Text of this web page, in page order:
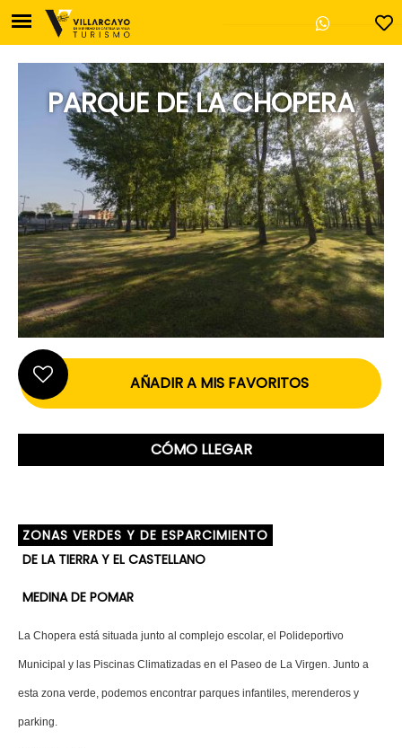
Oficina de Turismo de
Plaza Mayor, 17
Villarcayo - 09550
947 130 457
AÑADIR A MIS FAVORITOS
CÓMO LLEGAR
ZONAS VERDES Y DE ESPARCIMIENTO
PARQUE DE LA CHOPERA
DE LA TIERRA Y EL CASTELLANO
MEDINA DE POMAR
La Chopera está situada junto al complejo escolar, el Polideportivo
Municipal y las Piscinas Climatizadas en el Paseo de La Virgen. Junto a
esta zona verde, podemos encontrar parques infantiles, merenderos y
parking.